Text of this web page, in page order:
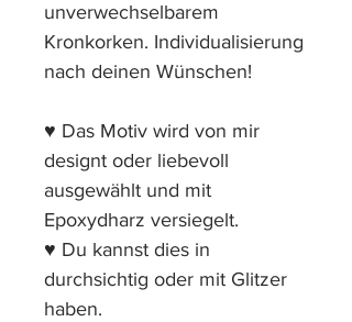
unverwechselbarem
Kronkorken. Individualisierung
nach deinen Wünschen!
♥ Das Motiv wird von mir
designt oder liebevoll
ausgewählt und mit
Epoxydharz versiegelt.
♥ Du kannst dies in
durchsichtig oder mit Glitzer
haben.